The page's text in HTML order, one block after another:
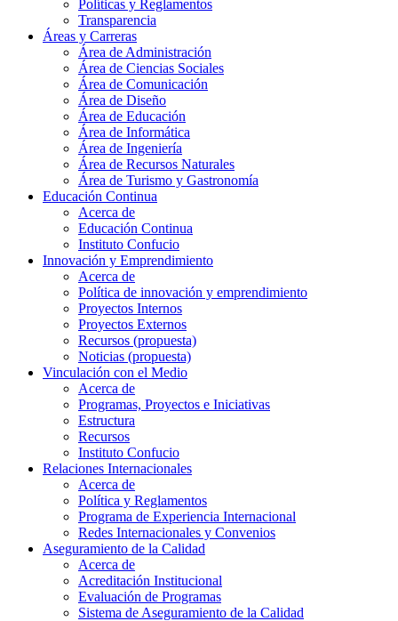
Políticas y Reglamentos​
Transparencia
Áreas y Carreras
Área de Administración
Área de Ciencias Sociales
Área de Comunicación
Área de Diseño
Área de Educación
Área de Informática
Área de Ingeniería
Área de Recursos Naturales
Área de Turismo y Gastronomía
Educación Continua
Acerca de
Educación Continua
Instituto Confucio
Innovación y Emprendimiento
Acerca de
Política de innovación y emprendimiento
Proyectos Internos
Proyectos Externos
Recursos (propuesta)
Noticias (propuesta)
Vinculación con el Medio
Acerca de
Programas, Proyectos e Iniciativas
Estructura
Recursos
Instituto Confucio
Relaciones Internacionales
Acerca de
Política y Reglamentos
Programa de Experiencia Internacional
Redes Internacionales y Convenios
Aseguramiento de la Calidad
Acerca de
Acreditación Institucional
Evaluación de Programas
Sistema de Aseguramiento de la Calidad